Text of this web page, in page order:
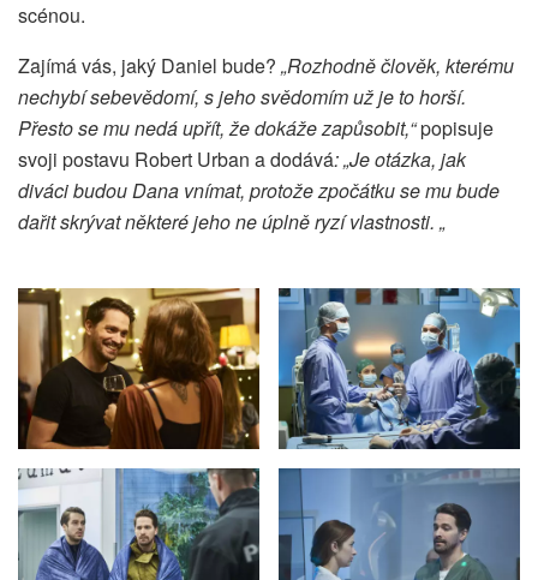
scénou.
Zajímá vás, jaký Daniel bude? „Rozhodně člověk, kterému
nechybí sebevědomí, s jeho svědomím už je to horší.
Přesto se mu nedá upřít, že dokáže zapůsobit,“popisuje
svoji postavu Robert Urban a dodává: „Je otázka, jak
diváci budou Dana vnímat, protože zpočátku se mu bude
dařit skrývat některé jeho ne úplně ryzí vlastnosti. „